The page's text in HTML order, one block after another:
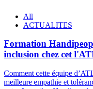
All
ACTUALITES
Formation
inclusion chez cet
Comment cette équipe
meilleure empathie et